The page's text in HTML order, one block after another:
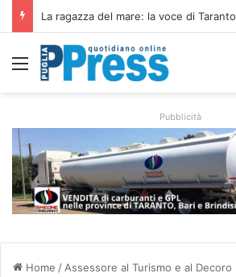
Menu
Pubblicità
Home / Assessore al Turismo e al